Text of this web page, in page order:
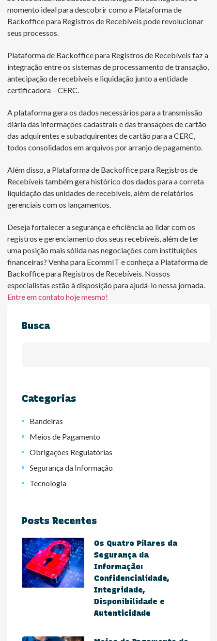
momento ideal para descobrir como a Plataforma de
Backoffice para Registros de Recebíveis pode revolucionar
seus processos.
Plataforma de Backoffice para Registros de Recebíveis faz a
integração entre os sistemas de processamento de transação,
antecipação de recebíveis e liquidação junto a entidade
certificadora – CERC.
A plataforma gera os dados necessários para a transmissão
diária das informações cadastrais e das transações de cartão
das adquirentes e subadquirentes de cartão para a CERC,
todos consolidados em arquivos por arranjo de pagamento.
Além disso, a Plataforma de Backoffice para Registros de
Recebíveis também gera histórico dos dados para a correta
liquidação das unidades de recebíveis, além de relatórios
gerenciais com os lançamentos.
Deseja fortalecer a segurança e eficiência ao lidar com os
registros e gerenciamento dos seus recebíveis, além de ter
uma posição mais sólida nas negociações com instituições
financeiras? Venha para EcommIT e conheça a Plataforma de
Backoffice para Registros de Recebíveis. Nossos
especialistas estão à disposição para ajudá-lo nessa jornada.
Entre em contato hoje mesmo!
Busca
Categorias
Bandeiras
Meios de Pagamento
Obrigações Regulatórias
Segurança da Informação
Tecnologia
Posts Recentes
Os Quatro Pilares da
Segurança da
Informação:
Confidencialidade,
Integridade,
Disponibilidade e
Autenticidade